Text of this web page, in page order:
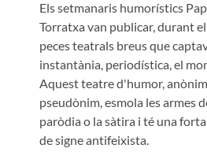
Els setmanaris humorístics
Torratxa van publicar, durant
peces teatrals breus que
instantània, periodística, el
Aquest teatre d'humor,
pseudònim, esmola les armes
paròdia o la sàtira i té una
de signe antifeixista.